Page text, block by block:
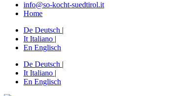
info@so-kocht-suedtirol.it
Home
De Deutsch |
It Italiano |
En Englisch
De Deutsch |
It Italiano |
En Englisch